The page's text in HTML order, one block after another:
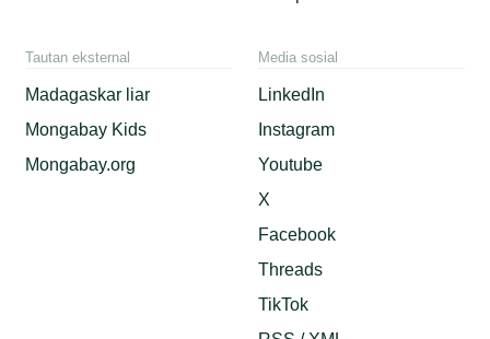
Tautan eksternal
Madagaskar liar
Mongabay Kids
Mongabay.org
Media sosial
LinkedIn
Instagram
Youtube
X
Facebook
Threads
TikTok